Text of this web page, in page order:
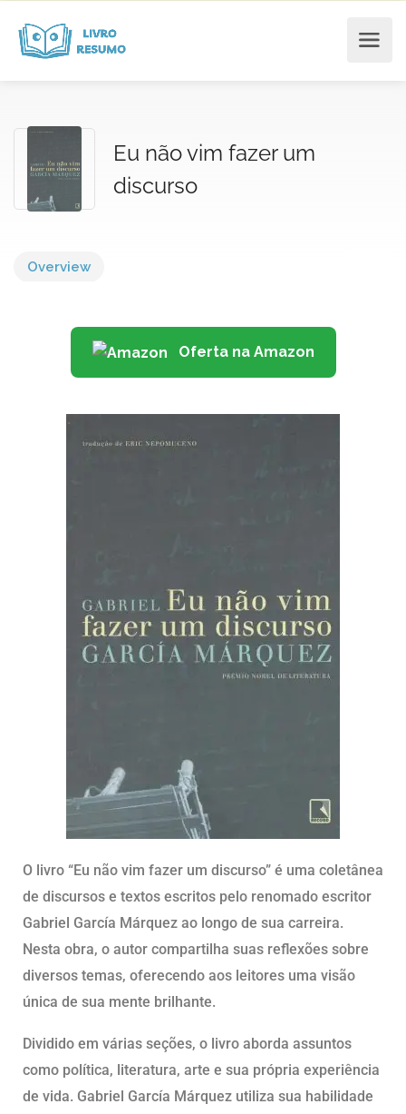
Eu não vim fazer um
discurso
Overview
Oferta na Amazon
O livro “Eu não vim fazer um discurso” é uma coletânea
de discursos e textos escritos pelo renomado escritor
Gabriel García Márquez ao longo de sua carreira.
Nesta obra, o autor compartilha suas reflexões sobre
diversos temas, oferecendo aos leitores uma visão
única de sua mente brilhante.
Dividido em várias seções, o livro aborda assuntos
como política, literatura, arte e sua própria experiência
de vida. Gabriel García Márquez utiliza sua habilidade